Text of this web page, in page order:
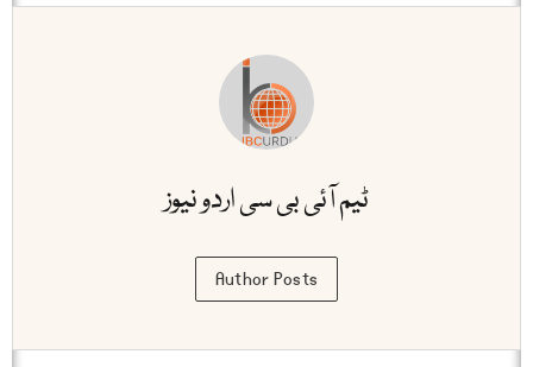
ٹیم آئی بی سی اردو نیوز
Author Posts